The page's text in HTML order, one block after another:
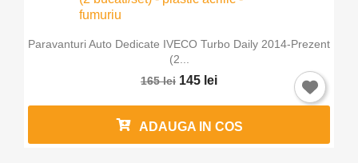
Paravanturi Auto Dedicate IVECO Turbo Daily 2014-Prezent
(2...
165 lei 145 lei
ADAUGA IN COS